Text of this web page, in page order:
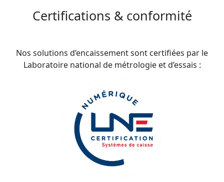
Certifications & conformité
Nos solutions d’encaissement sont certifiées par le
Laboratoire national de métrologie et d’essais :